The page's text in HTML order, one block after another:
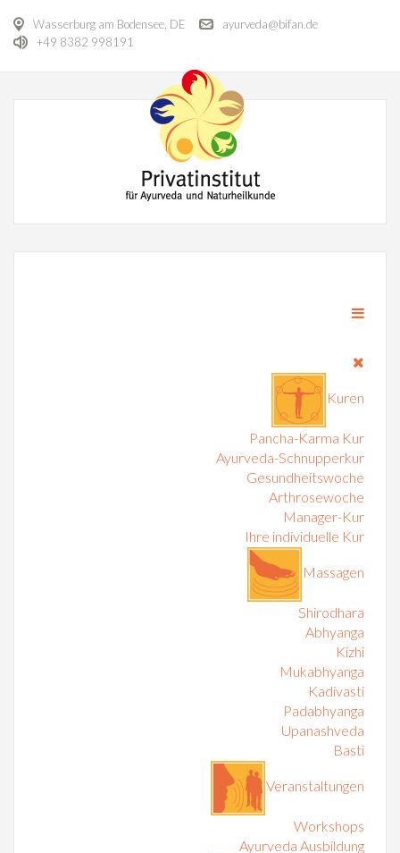
Wasserburg am Bodensee, DE
ayurveda@bifan.de
+49 8382 998191
Kuren
Pancha-Karma Kur
Ayurveda-Schnupperkur
Gesundheitswoche
Arthrosewoche
Manager-Kur
Ihre individuelle Kur
Massagen
Shirodhara
Abhyanga
Kizhi
Mukabhyanga
Kadivasti
Padabhyanga
Upanashveda
Basti
Veranstaltungen
Workshops
Ayurveda Ausbildung